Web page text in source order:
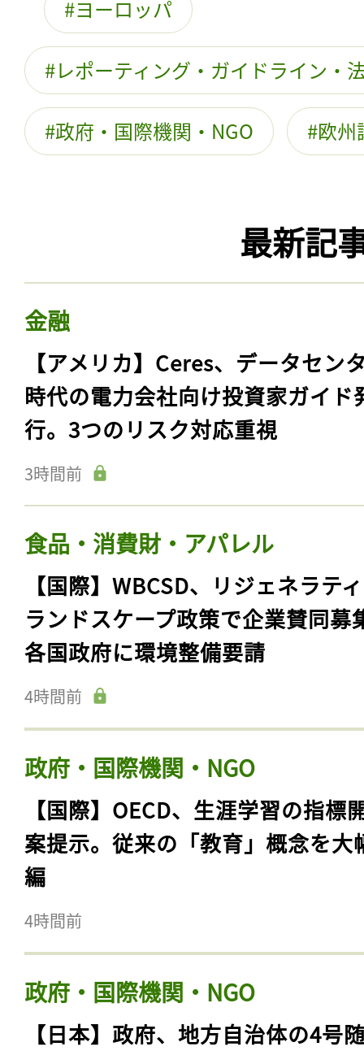
ヨーロッパ
レポーティング・ガイドライン・
政府・国際機関・NGO 欧州
最新記
金融
【アメリカ】Ceres、データセン
時代の電力会社向け投資家ガイド
行。3つのリスク対応重視
3時間前
食品・消費財・アパレル
【国際】WBCSD、リジェネラテ
ランドスケープ政策で企業賛同募
各国政府に環境整備要請
4時間前
政府・国際機関・NGO
【国際】OECD、生涯学習の指標
案提示。従来の「教育」概念を大
編
4時間前
政府・国際機関・NGO
【日本】政府、地方自治体の4号